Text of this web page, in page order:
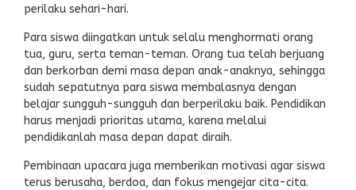
perilaku sehari-hari.
Para siswa diingatkan untuk selalu menghormati orang
tua, guru, serta teman-teman. Orang tua telah berjuang
dan berkorban demi masa depan anak-anaknya, sehingga
sudah sepatutnya para siswa membalasnya dengan
belajar sungguh-sungguh dan berperilaku baik. Pendidikan
harus menjadi prioritas utama, karena melalui
pendidikanlah masa depan dapat diraih.
Pembinaan upacara juga memberikan motivasi agar siswa
terus berusaha, berdoa, dan fokus mengejar cita-cita.